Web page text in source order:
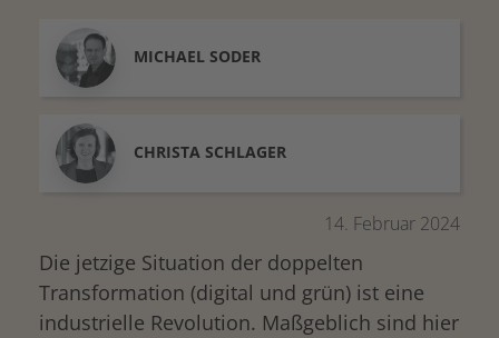
MICHAEL SODER
CHRISTA SCHLAGER
14. Februar 2024
Die jetzige Situation der doppelten
Transformation (digital und grün) ist eine
industrielle Revolution. Maßgeblich sind hier